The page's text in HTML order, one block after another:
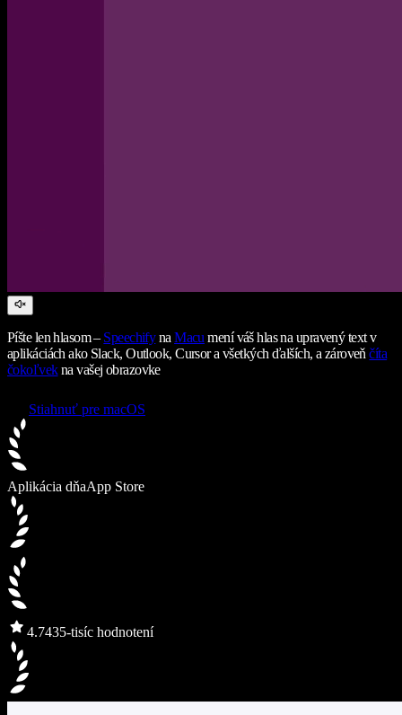
Píšte len hlasom – SpeechifynaMacu mení váš hlas na upravený text v
aplikáciách ako Slack, Outlook, Cursor a všetkých ďalších, a zároveňčíta
čokoľvekna vašej obrazovke
Stiahnuť pre macOS
Aplikácia dňaApp Store
4.7435-tisíc hodnotení